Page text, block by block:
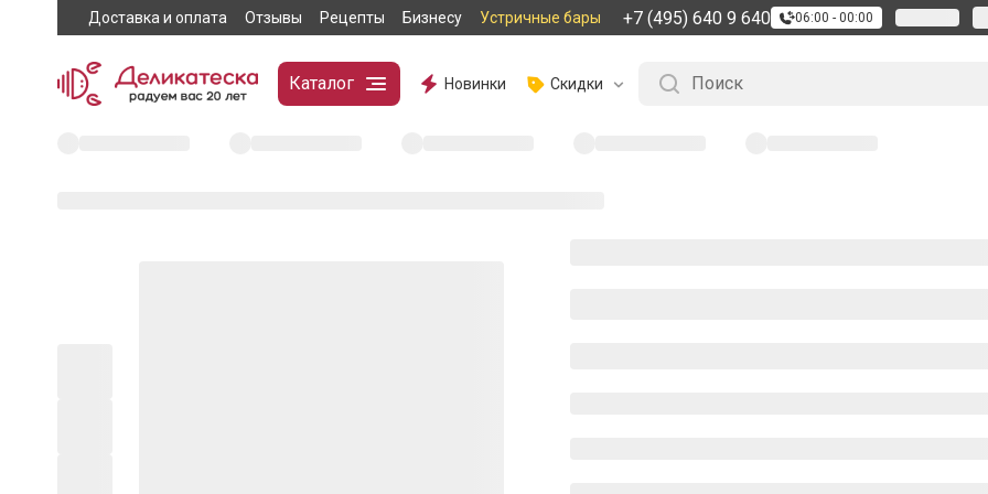
Доставка и оплата Отзывы Рецепты Бизнесу Устричные бары +7 (495) 640 9 640 06:00 - 00:00
Каталог Новинки Скидки